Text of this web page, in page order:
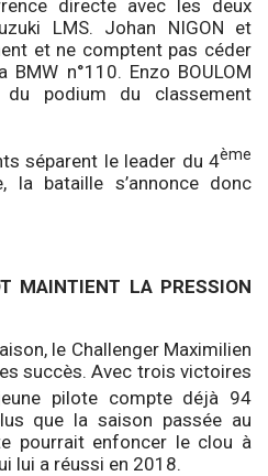
directe avec les deux
LMS. Johan NIGON et
et ne comptent pas céder
n°110. Enzo BOULOM
podium du classement
séparent le leader du 4ème
la bataille s’annonce donc
MAINTIENT LA PRESSION
le Challenger Maximilien
succès. Avec trois victoires
pilote compte déjà 94
que la saison passée au
pourrait enfoncer le clou à
lui a réussi en 2018.